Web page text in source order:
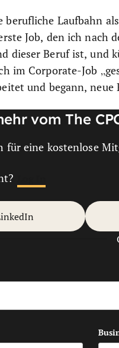
berufliche Laufbahn
Job, den ich nach
dieser Beruf ist, und
im Corporate-Job
und begann, neue
vom The
für eine kostenlose